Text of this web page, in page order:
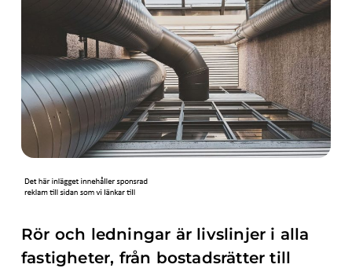
Rör och ledningar är livslinjer i alla
fastigheter, från bostadsrätter till